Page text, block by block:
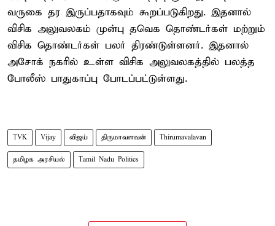
வருகை தர இருப்பதாகவும் கூறப்படுகிறது. இதனால்
விசிக அலுவலகம் முன்பு தவெக தொண்டர்கள் மற்றும்
விசிக தொண்டர்கள் பலர் திரண்டுள்ளனர். இதனால்
அசோக் நகரில் உள்ள விசிக அலுவலகத்தில் பலத்த
போலீஸ் பாதுகாப்பு போடப்பட்டுள்ளது.
TVK Vijay விஜய் திருமாவளவன் Thirumavalavan
தமிழக அரசியல் Tamil Nadu Politics